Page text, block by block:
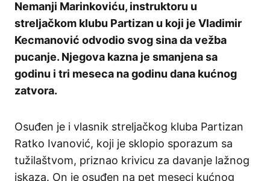
Nemanji Marinkoviću, instruktoru u
streljačkom klubu Partizan u koji je Vladimir
Kecmanović odvodio svog sina da vežba
pucanje. Njegova kazna je smanjena sa
godinu i tri meseca na godinu dana kućnog
zatvora.
Osuđen je i vlasnik streljačkog kluba Partizan
Ratko Ivanović, koji je sklopio sporazum sa
tužilaštvom, priznao krivicu za davanje lažnog
iskaza. On je osuđen na pet meseci kućnog